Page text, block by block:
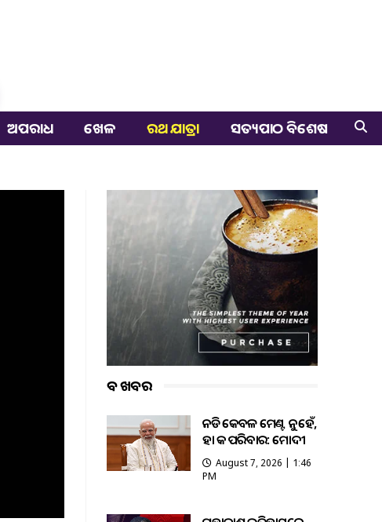
ଅପରାଧ ଖେଳ ରଥ ଯାତ୍ରା ସତ୍ୟପାଠ ବିଶେଷ
ବଡ ଖବର
ଏନଡିଏ କେବଳ ମେଣ୍ଟ ନୁହେଁ,
ଏହା ଏକ ପରିବାର: ମୋଦୀ
August 7, 2026 | 1:46
PM